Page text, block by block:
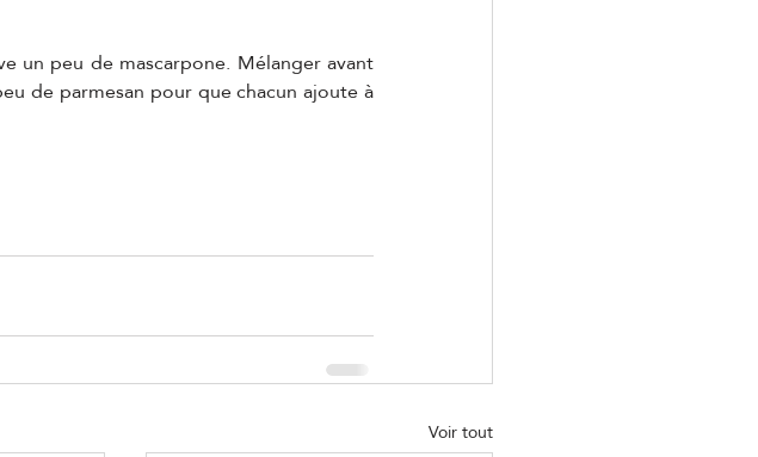
un peu de mascarpone. Mélanger avant
de parmesan pour que chacun ajoute à
Voir tout